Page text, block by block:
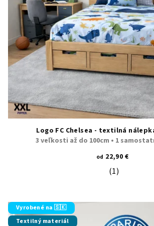
Logo FC Chelsea - textilná
3 veľkosti až do 100cm • 1
od 22,90 €
Priemerné
(1)
Vyrobené na 🇸🇰
Textilný materiál